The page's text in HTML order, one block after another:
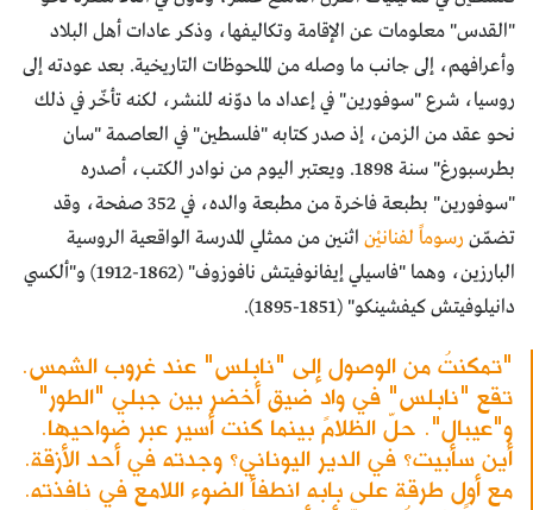
"القدس" معلومات عن الإقامة وتكاليفها، وذكر عادات أهل البلاد
وأعرافهم، إلى جانب ما وصله من الملحوظات التاريخية. بعد عودته إلى
روسيا، شرع "سوفورين" في إعداد ما دوّنه للنشر، لكنه تأخّر في ذلك
نحو عقد من الزمن، إذ صدر كتابه "فلسطين" في العاصمة "سان
بطرسبورغ" سنة 1898. ويعتبر اليوم من نوادر الكتب، أصدره
"سوفورين" بطبعة فاخرة من مطبعة والده، في 352 صفحة، وقد
تضمّن رسوماً لفنانيْن اثنين من ممثلي المدرسة الواقعية الروسية
البارزين، وهما "فاسيلي إيفانوفيتش نافوزوف" (1862-1912) و"ألكسي
دانيلوفيتش كيفشينكو" (1851-1895).
"تمكنتُ من الوصول إلى "نابلس" عند غروب الشمس.
تقع "نابلس" في وادٍ ضيق أخضر بين جبلي "الطور"
و"عيبال". حلّ الظلام بينما كنت أسير عبر ضواحيها.
أين سأبيت؟ في الدير اليوناني؟ وجدته في أحد الأزقة.
مع أول طرقة على بابه انطفأ الضوء اللامع في نافذته.